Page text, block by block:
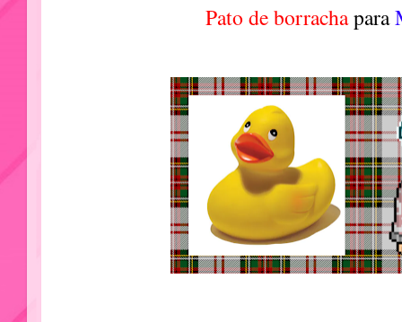
Pato de borrachapara